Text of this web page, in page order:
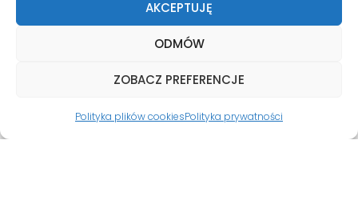
AKCEPTUJĘ
ODMÓW
ZOBACZ PREFERENCJE
Polityka plików cookiesPolityka prywatności
Moje konto
© Copyrights 2026WIRTUALNY.